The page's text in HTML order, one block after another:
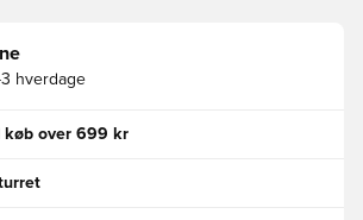
3 hverdage
køb over 699 kr